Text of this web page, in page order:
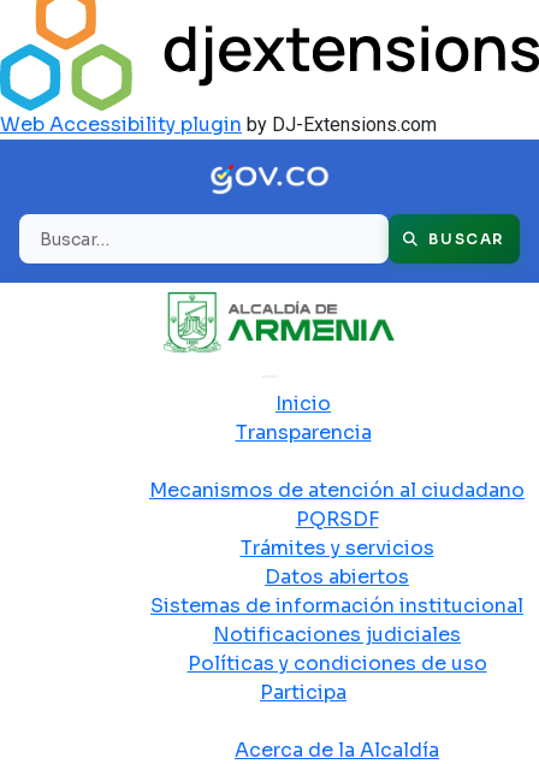
Web Accessibility plugin by DJ-Extensions.com
Buscar BUSCAR
Inicio
Transparencia
Mecanismos de atención al ciudadano
PQRSDF
Trámites y servicios
Datos abiertos
Sistemas de información institucional
Notificaciones judiciales
Políticas y condiciones de uso
Participa
Acerca de la Alcaldía